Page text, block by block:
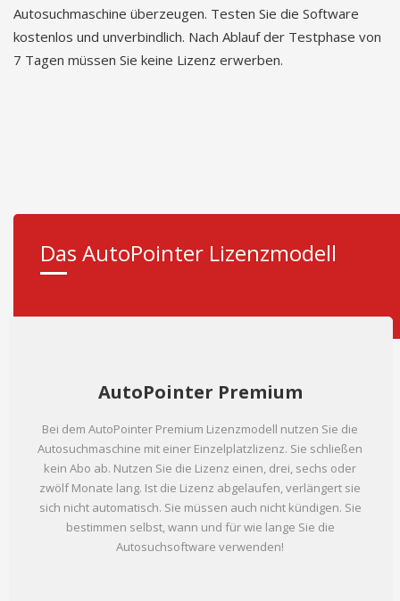
Autosuchmaschine überzeugen. Testen Sie die Software
kostenlos und unverbindlich. Nach Ablauf der Testphase von
7 Tagen müssen Sie keine Lizenz erwerben.
Das AutoPointer Lizenzmodell
AutoPointer Premium
Bei dem AutoPointer Premium Lizenzmodell nutzen Sie die
Autosuchmaschine mit einer Einzelplatzlizenz. Sie schließen
kein Abo ab. Nutzen Sie die Lizenz einen, drei, sechs oder
zwölf Monate lang. Ist die Lizenz abgelaufen, verlängert sie
sich nicht automatisch. Sie müssen auch nicht kündigen. Sie
bestimmen selbst, wann und für wie lange Sie die
Autosuchsoftware verwenden!